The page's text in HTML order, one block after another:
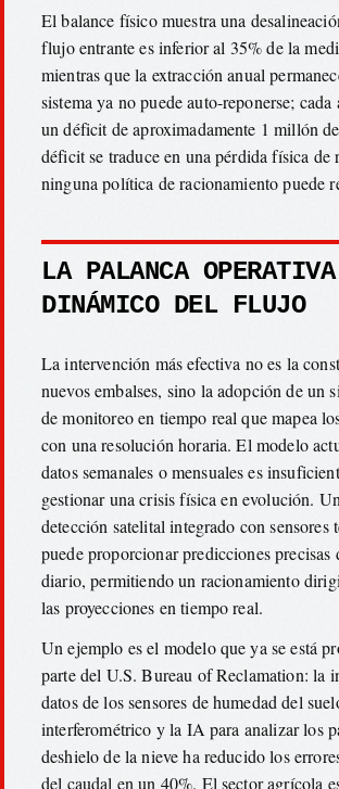
El balance físico muestra una
flujo entrante es inferior al 35% de la
mientras que la extracción anual
sistema ya no puede auto-reponerse; cada
un déficit de aproximadamente 1 millón
déficit se traduce en una pérdida física de
ninguna política de racionamiento puede
LA PALANCA
DINÁMICO DEL FLUJO
La intervención más efectiva no es la
nuevos embalses, sino la adopción de un
de monitoreo en tiempo real que mapea
con una resolución horaria. El modelo
datos semanales o mensuales es
gestionar una crisis física en evolución.
detección satelital integrado con sensores
puede proporcionar predicciones precisas
diario, permitiendo un racionamiento
las proyecciones en tiempo real.
Un ejemplo es el modelo que ya se está
parte del U.S. Bureau of Reclamation: la
datos de los sensores de humedad del
interferométrico y la IA para analizar los
deshielo de la nieve ha reducido los
del caudal en un 40%. El sector agrícola